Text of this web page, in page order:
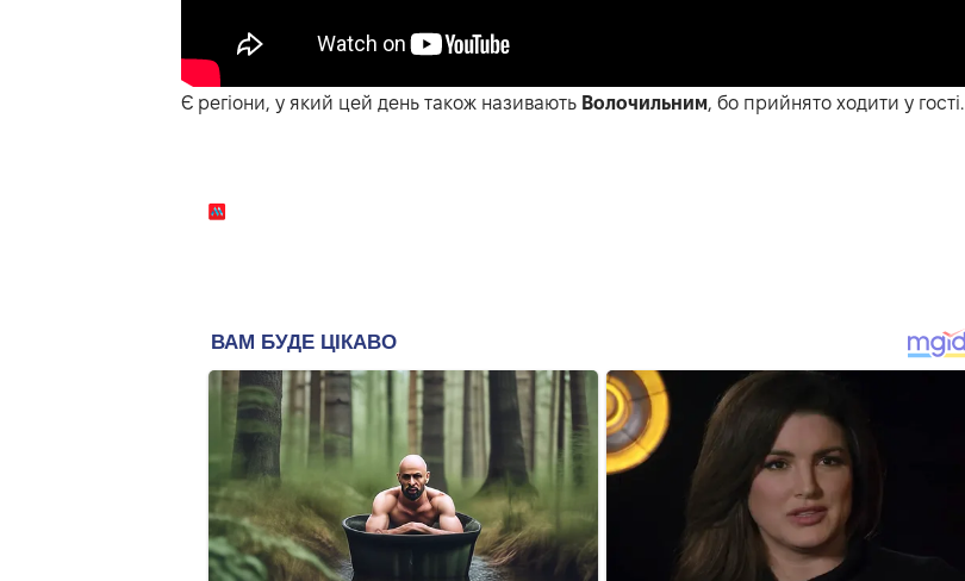
Є регіони, у який цей день також називають Волочильним, бо прийнято ходити у гості.